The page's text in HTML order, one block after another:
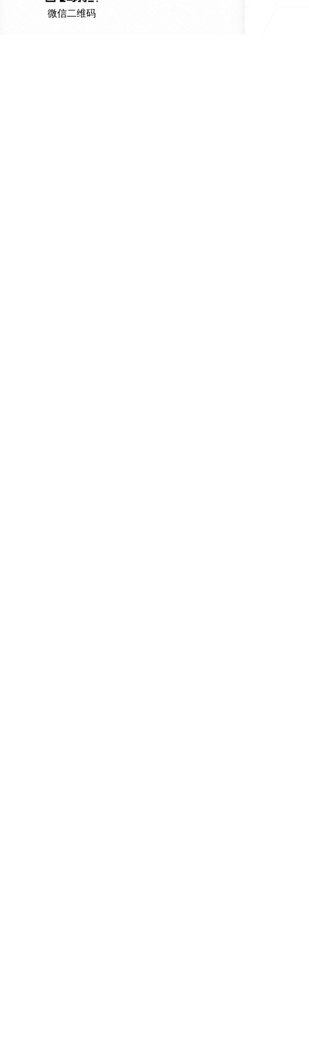
微信二维码